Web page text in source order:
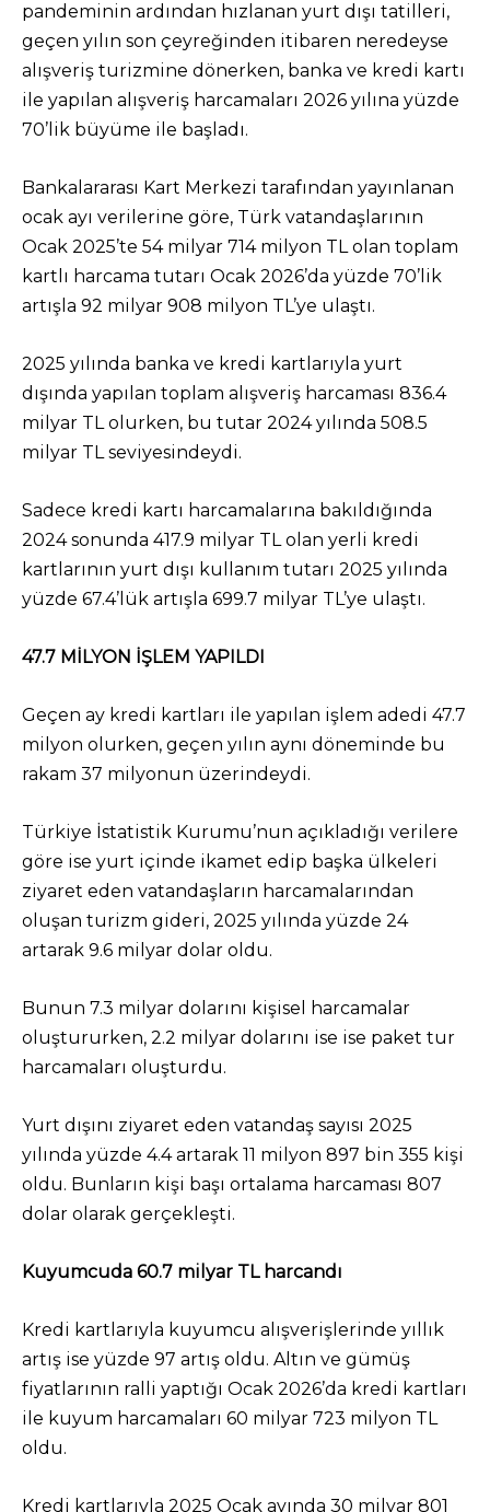
pandeminin ardından hızlanan yurt dışı tatilleri,
geçen yılın son çeyreğinden itibaren neredeyse
alışveriş turizmine dönerken, banka ve kredi kartı
ile yapılan alışveriş harcamaları 2026 yılına yüzde
70’lik büyüme ile başladı.
Bankalararası Kart Merkezi tarafından yayınlanan
ocak ayı verilerine göre, Türk vatandaşlarının
Ocak 2025’te 54 milyar 714 milyon TL olan toplam
kartlı harcama tutarı Ocak 2026’da yüzde 70’lik
artışla 92 milyar 908 milyon TL’ye ulaştı.
2025 yılında banka ve kredi kartlarıyla yurt
dışında yapılan toplam alışveriş harcaması 836.4
milyar TL olurken, bu tutar 2024 yılında 508.5
milyar TL seviyesindeydi.
Sadece kredi kartı harcamalarına bakıldığında
2024 sonunda 417.9 milyar TL olan yerli kredi
kartlarının yurt dışı kullanım tutarı 2025 yılında
yüzde 67.4’lük artışla 699.7 milyar TL’ye ulaştı.
47.7 MİLYON İŞLEM YAPILDI
Geçen ay kredi kartları ile yapılan işlem adedi 47.7
milyon olurken, geçen yılın aynı döneminde bu
rakam 37 milyonun üzerindeydi.
Türkiye İstatistik Kurumu’nun açıkladığı verilere
göre ise yurt içinde ikamet edip başka ülkeleri
ziyaret eden vatandaşların harcamalarından
oluşan turizm gideri, 2025 yılında yüzde 24
artarak 9.6 milyar dolar oldu.
Bunun 7.3 milyar dolarını kişisel harcamalar
oluştururken, 2.2 milyar dolarını ise ise paket tur
harcamaları oluşturdu.
Yurt dışını ziyaret eden vatandaş sayısı 2025
yılında yüzde 4.4 artarak 11 milyon 897 bin 355 kişi
oldu. Bunların kişi başı ortalama harcaması 807
dolar olarak gerçekleşti.
Kuyumcuda 60.7 milyar TL harcandı
Kredi kartlarıyla kuyumcu alışverişlerinde yıllık
artış ise yüzde 97 artış oldu. Altın ve gümüş
fiyatlarının ralli yaptığı Ocak 2026’da kredi kartları
ile kuyum harcamaları 60 milyar 723 milyon TL
oldu.
Kredi kartlarıyla 2025 Ocak ayında 30 milyar 801